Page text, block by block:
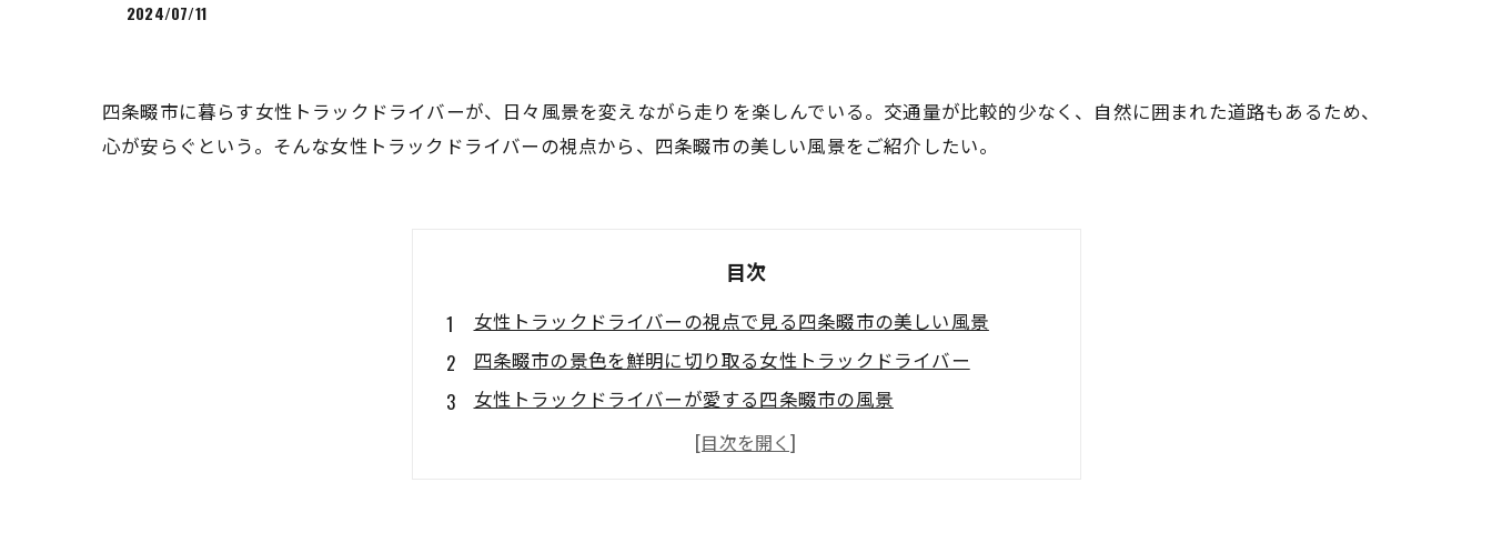
2024/07/11
四条畷市に暮らす女性トラックドライバーが、日々風景を変えながら走りを楽しんでいる。交通量が比較的少なく、自然に囲まれた道路もあるため、
心が安らぐという。そんな女性トラックドライバーの視点から、四条畷市の美しい風景をご紹介したい。
目次
女性トラックドライバーの視点で見る四条畷市の美しい風景
四条畷市の景色を鮮明に切り取る女性トラックドライバー
女性トラックドライバーが愛する四条畷市の風景
女性トラックドライバーが走る四条畷市の四季折々の風景